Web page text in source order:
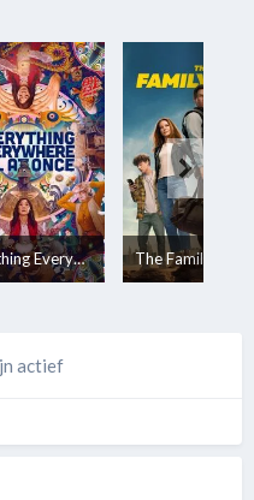
Everything Everywhere All at Once The Family Plan
actief